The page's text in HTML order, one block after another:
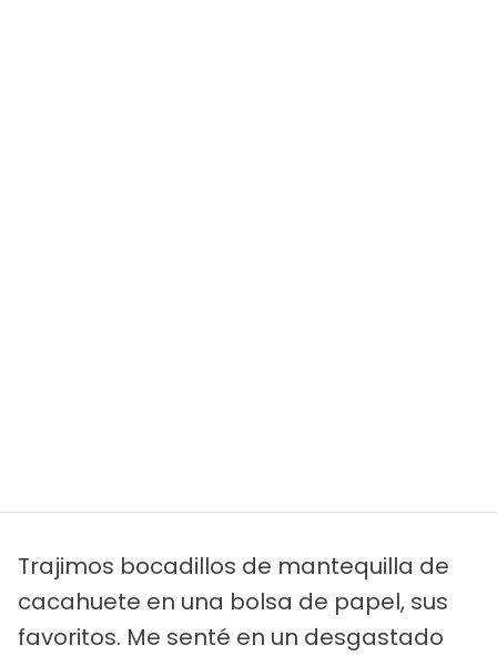
Trajimos bocadillos de mantequilla de
cacahuete en una bolsa de papel, sus
favoritos. Me senté en un desgastado